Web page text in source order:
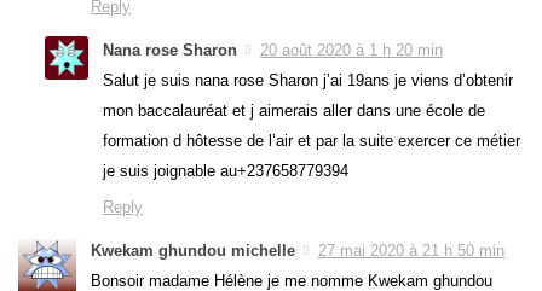
Reply
Nana rose Sharon
20 août 2020 à 1 h 20 min
Salut je suis nana rose Sharon j’ai 19ans je viens d’obtenir
mon baccalauréat et j aimerais aller dans une école de
formation d hôtesse de l’air et par la suite exercer ce métier
je suis joignable au+237658779394
Reply
Kwekam ghundou michelle
27 mai 2020 à 21 h 50 min
Bonsoir madame Hélène je me nomme Kwekam ghundou